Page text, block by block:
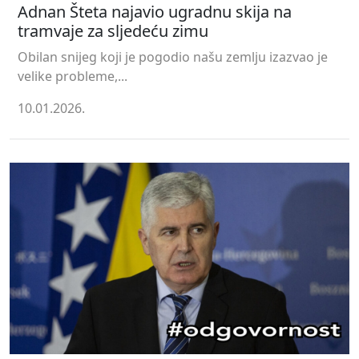
Adnan Šteta najavio ugradnu skija na
tramvaje za sljedeću zimu
Obilan snijeg koji je pogodio našu zemlju izazvao je
velike probleme,...
10.01.2026.